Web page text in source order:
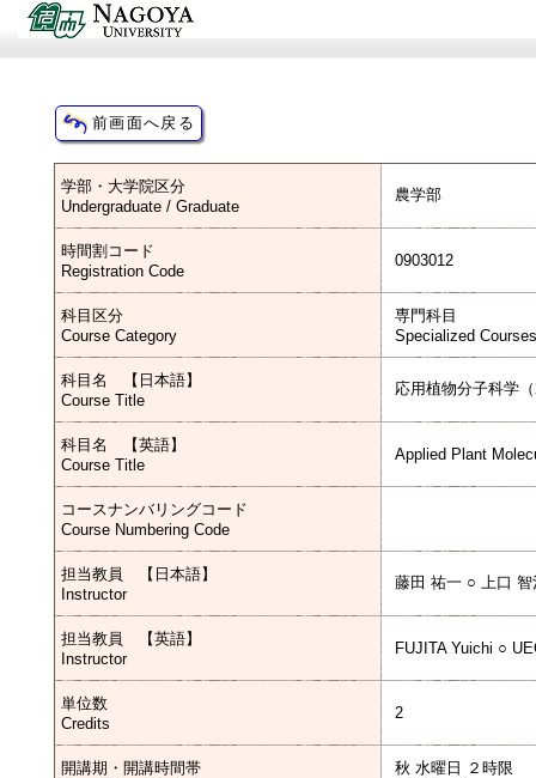
学部・大学院区分
Undergraduate / Graduate
農学部
時間割コード
Registration Code
0903012
科目区分
Course Category
専門科目
Specialized Courses
科目名 【日本語】
Course Title
応用植物分子科学
科目名 【英語】
Course Title
Applied Plant
コースナンバリングコード
Course Numbering Code
担当教員 【日本語】
Instructor
藤田 祐一 ○ 上口 智
担当教員 【英語】
Instructor
FUJITA Yuichi ○
単位数
Credits
2
開講期・開講時間帯
秋 水曜日 ２時限